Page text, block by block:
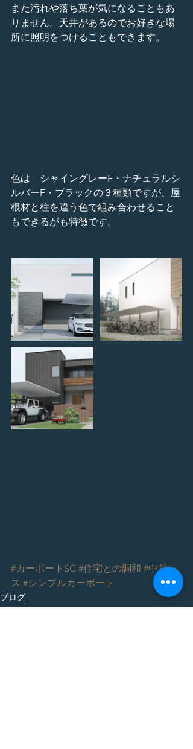
また汚れや落ち葉が気になることもあ
りません。天井があるのでお好きな場
所に照明をつけることもできます。
色は　シャイングレーF・ナチュラルシ
ルバーF・ブラックの３種類ですが、屋
根材と柱を違う色で組み合わせること
もできるがも特徴です。
#カーポートSC #住宅との調和 #中骨レ
ス #シンプルカーポート
ブログ